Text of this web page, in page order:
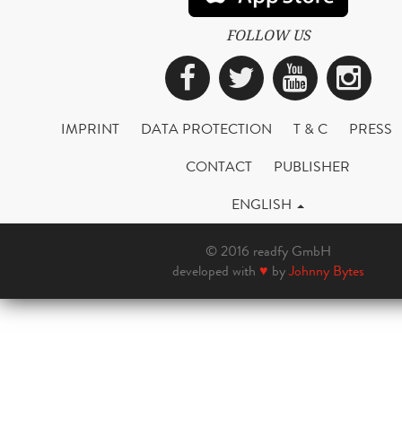
FOLLOW US
Facebook
Twitter
IMPRINT DATA PROTECTION T & C
PRESS
CONTACT
PUBLISHER
ENGLISH
© 2016 readfy GmbH
developed with ♥ byJohnny Bytes